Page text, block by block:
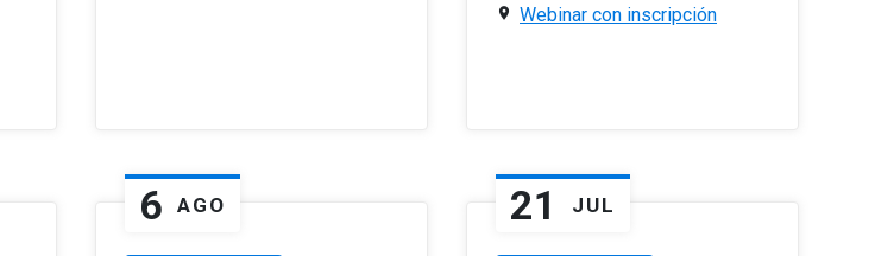
Webinar con inscripción
6 AGO 21 JUL